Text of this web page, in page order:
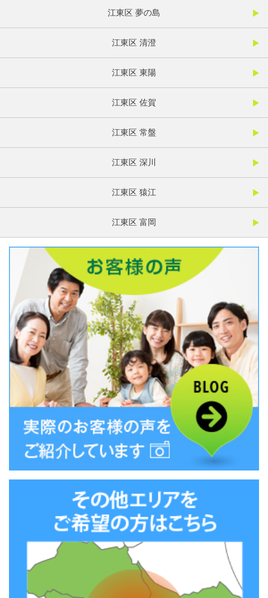
江東区 夢の島
江東区 清澄
江東区 東陽
江東区 佐賀
江東区 常盤
江東区 深川
江東区 猿江
江東区 富岡